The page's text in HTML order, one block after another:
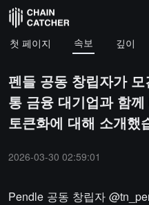
첫 페이지 속보 깊이
펜들 공동 창립자가
통 금융 대기업과 함
토큰화에 대해 소개했
2026-03-30 02:59:01
Pendle 공동 창립자